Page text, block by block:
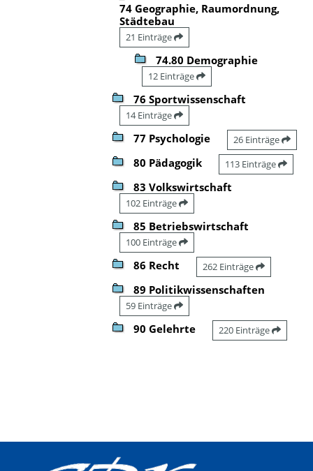
74 Geographie, Raumordnung,
Städtebau
21 Einträge
74.80 Demographie
12 Einträge
76 Sportwissenschaft
14 Einträge
77 Psychologie 26 Einträge
80 Pädagogik 113 Einträge
83 Volkswirtschaft
102 Einträge
85 Betriebswirtschaft
100 Einträge
86 Recht 262 Einträge
89 Politikwissenschaften
59 Einträge
90 Gelehrte 220 Einträge